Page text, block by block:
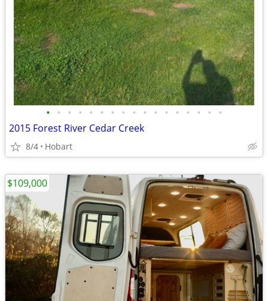
• • • • • • • • • • • • • • • • •
2015 Forest River Cedar Creek
8/4 Hobart
$109,000